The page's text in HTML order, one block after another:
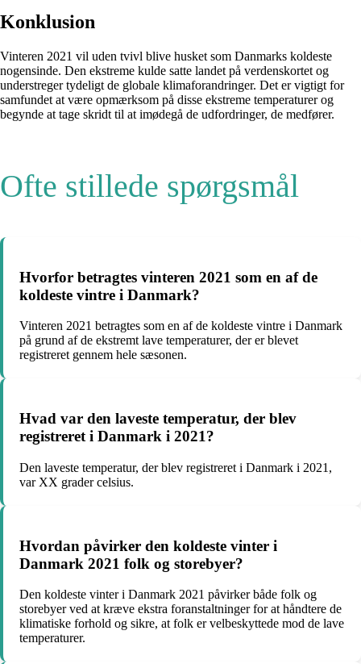
Konklusion
Vinteren 2021 vil uden tvivl blive husket som Danmarks koldeste
nogensinde. Den ekstreme kulde satte landet på verdenskortet og
understreger tydeligt de globale klimaforandringer. Det er vigtigt for
samfundet at være opmærksom på disse ekstreme temperaturer og
begynde at tage skridt til at imødegå de udfordringer, de medfører.
Ofte stillede spørgsmål
Hvorfor betragtes vinteren 2021 som en af de
koldeste vintre i Danmark?
Vinteren 2021 betragtes som en af de koldeste vintre i Danmark
på grund af de ekstremt lave temperaturer, der er blevet
registreret gennem hele sæsonen.
Hvad var den laveste temperatur, der blev
registreret i Danmark i 2021?
Den laveste temperatur, der blev registreret i Danmark i 2021,
var XX grader celsius.
Hvordan påvirker den koldeste vinter i
Danmark 2021 folk og storebyer?
Den koldeste vinter i Danmark 2021 påvirker både folk og
storebyer ved at kræve ekstra foranstaltninger for at håndtere de
klimatiske forhold og sikre, at folk er velbeskyttede mod de lave
temperaturer.